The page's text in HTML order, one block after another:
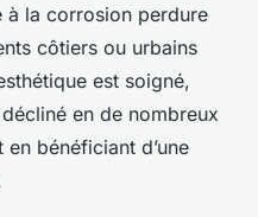
à la corrosion perdure
côtiers ou urbains
est soigné,
en de nombreux
bénéficiant d’une